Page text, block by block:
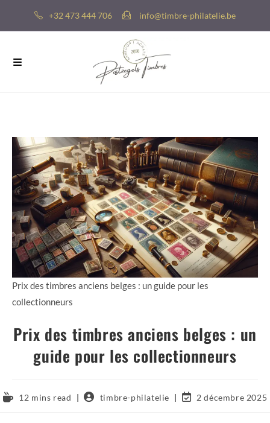
+32 473 444 706 info@timbre-philatelie.be
Prix des timbres anciens belges : un guide pour les
collectionneurs
Prix des timbres anciens belges : un
guide pour les collectionneurs
12 mins read timbre-philatelie 2 décembre 2025